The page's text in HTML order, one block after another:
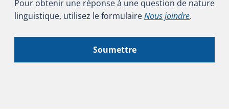
Pour obtenir une réponse à une question de nature
linguistique, utilisez le formulaireNous joindre.
Soumettre